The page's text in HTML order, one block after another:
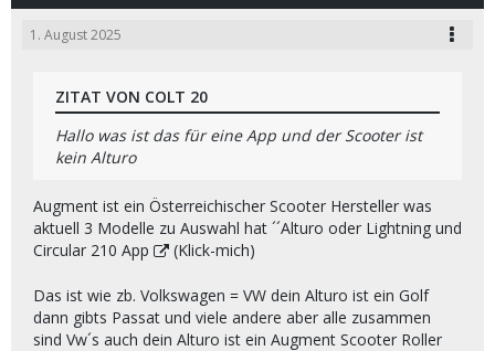
1. August 2025
ZITAT VON COLT 20
Hallo was ist das für eine App und der Scooter ist
kein Alturo
Augment ist ein Österreichischer Scooter Hersteller was
aktuell 3 Modelle zu Auswahl hat ´´Alturo oder Lightning und
Circular 210 App (Klick-mich)
Das ist wie zb. Volkswagen = VW dein Alturo ist ein Golf
dann gibts Passat und viele andere aber alle zusammen
sind Vw´s auch dein Alturo ist ein Augment Scooter Roller